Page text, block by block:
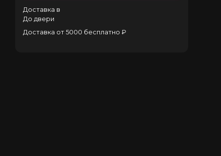
Доставка в
До двери
Доставка от 5000 бесплатно ₽